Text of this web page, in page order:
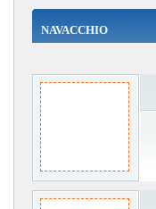
NAVACCHIO